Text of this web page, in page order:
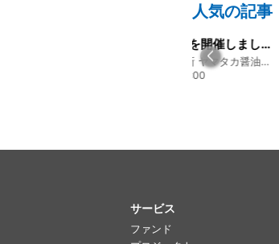
人気の記事
令和8年熊本地震に関するご報告
熊本 あか牛「延寿牛」ファンド2026
2026年7月30日 15:25
サービス
ファンド